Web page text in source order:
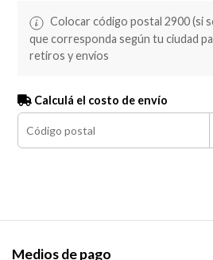
Colocar código postal 2900 (si
que corresponda según tu ciudad
retiros y envíos
Calculá el costo de envío
Medios de pago